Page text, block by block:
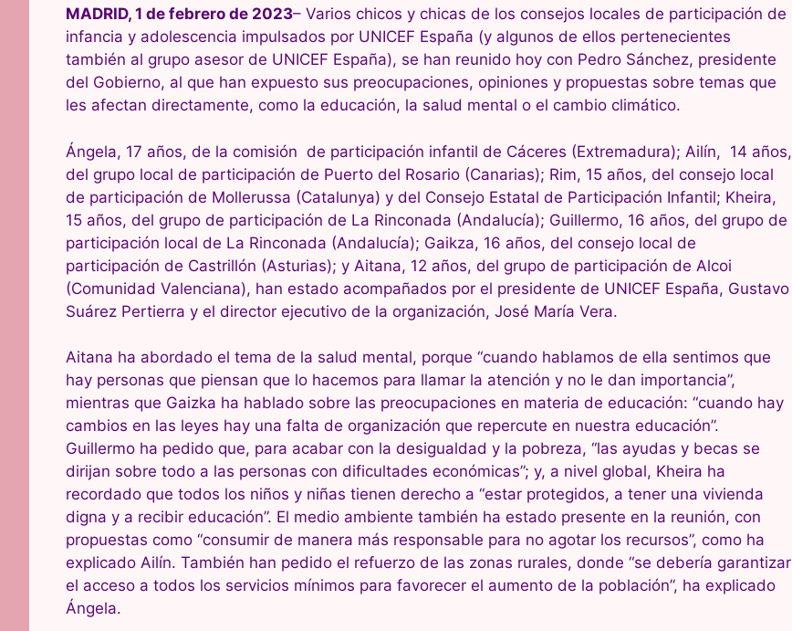
MADRID, 1 de febrero de 2023– Varios chicos y chicas de los consejos locales de participación de
infancia y adolescencia impulsados por UNICEF España (y algunos de ellos pertenecientes
también al grupo asesor de UNICEF España), se han reunido hoy con Pedro Sánchez, presidente
del Gobierno, al que han expuesto sus preocupaciones, opiniones y propuestas sobre temas que
les afectan directamente, como la educación, la salud mental o el cambio climático.
Ángela, 17 años, de la comisión de participación infantil de Cáceres (Extremadura); Ailín, 14 años,
del grupo local de participación de Puerto del Rosario (Canarias); Rim, 15 años, del consejo local
de participación de Mollerussa (Catalunya) y del Consejo Estatal de Participación Infantil; Kheira,
15 años, del grupo de participación de La Rinconada (Andalucía); Guillermo, 16 años, del grupo de
participación local de La Rinconada (Andalucía); Gaikza, 16 años, del consejo local de
participación de Castrillón (Asturias); y Aitana, 12 años, del grupo de participación de Alcoi
(Comunidad Valenciana), han estado acompañados por el presidente de UNICEF España, Gustavo
Suárez Pertierra y el director ejecutivo de la organización, José María Vera.
Aitana ha abordado el tema de la salud mental, porque “cuando hablamos de ella sentimos que
hay personas que piensan que lo hacemos para llamar la atención y no le dan importancia”,
mientras que Gaizka ha hablado sobre las preocupaciones en materia de educación: “cuando hay
cambios en las leyes hay una falta de organización que repercute en nuestra educación”.
Guillermo ha pedido que, para acabar con la desigualdad y la pobreza, “las ayudas y becas se
dirijan sobre todo a las personas con dificultades económicas”; y, a nivel global, Kheira ha
recordado que todos los niños y niñas tienen derecho a “estar protegidos, a tener una vivienda
digna y a recibir educación”. El medio ambiente también ha estado presente en la reunión, con
propuestas como “consumir de manera más responsable para no agotar los recursos”, como ha
explicado Ailín. También han pedido el refuerzo de las zonas rurales, donde “se debería garantizar
el acceso a todos los servicios mínimos para favorecer el aumento de la población”, ha explicado
Ángela.